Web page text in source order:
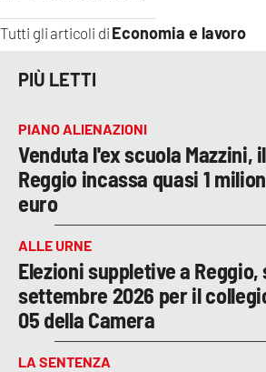
Tutti gli articoli di Economia e lavoro
PIÙ LETTI
PIANO ALIENAZIONI
Venduta l'ex scuola Mazzini,
Reggio incassa quasi 1
euro
ALLE URNE
Elezioni suppletive a Reggio,
settembre 2026 per il
05 della Camera
LA SENTENZA